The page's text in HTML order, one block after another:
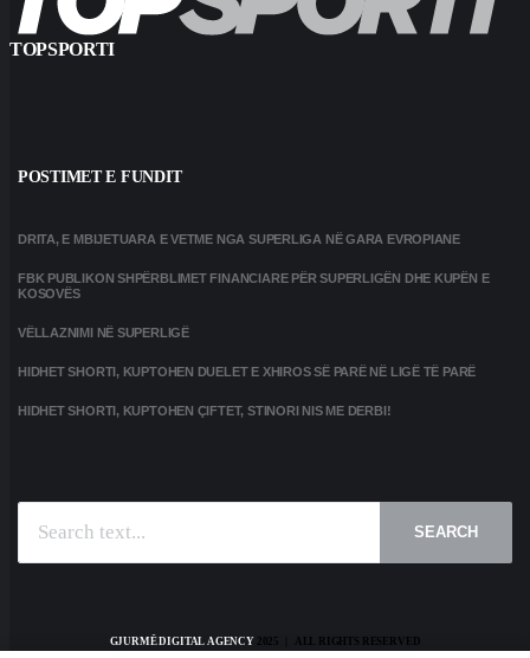
TOPSPORTI
POSTIMET E FUNDIT
DRITA, E MBIJETUARA E VETME NGA SUPERLIGA NË GARA EVROPIANE
FBK PUBLIKON SHPËRBLIMET FINANCIARE PËR SUPERLIGËN DHE KUPËN E
KOSOVËS
VËLLAZNIMI NË SUPERLIGË
HIDHET SHORTI, KUPTOHEN DUELET E XHIROS SË PARË NË LIGË TË PARË
HIDHET SHORTI, KUPTOHEN ÇIFTET, STINORI NIS ME DERBI!
SEARCH
GJURMË DIGITAL AGENCY2025 | ALL RIGHTS RESERVED